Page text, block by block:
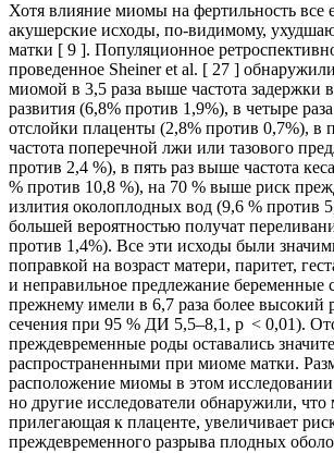
Хотя влияние миомы на фертильность все
акушерские исходы, по-видимому,
матки [ 9 ]. Популяционное
проведенное Sheiner et al. [ 27 ]
миомой в 3,5 раза выше частота задержки
развития (6,8% против 1,9%), в четыре
отслойки плаценты (2,8% против 0,7%), в
частота поперечной лжи или тазового
против 2,4 %), в пять раз выше частота
% против 10,8 %), на 70 % выше риск
излития околоплодных вод (9,6 % против
большей вероятностью получат
против 1,4%). Все эти исходы были
поправкой на возраст матери, паритет,
и неправильное предлежание беременные
прежнему имели в 6,7 раза более высокий
сечения при 95 % ДИ 5,5–8,1, p < 0,01).
преждевременные роды оставались
распространенными при миоме матки.
расположение миомы в этом
но другие исследователи обнаружили, что
прилегающая к плаценте, увеличивает
преждевременного разрыва плодных